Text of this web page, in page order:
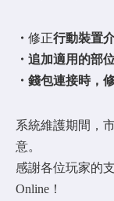
・ 修正行動裝置
・追加適用的部
・錢包連接時，
系統維護期間，
意。
感謝各位玩家的
Online！